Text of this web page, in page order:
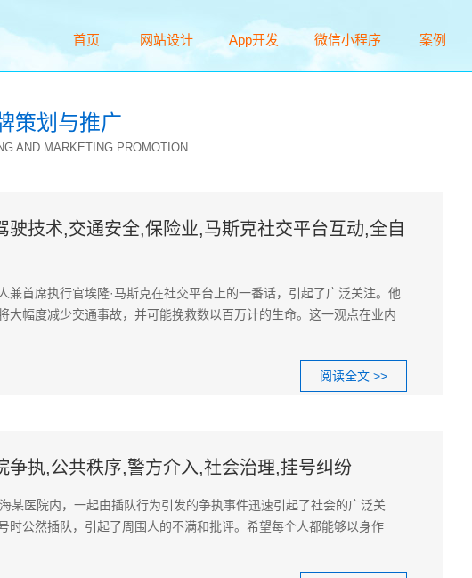
首页
网站设计
App开发
微信小程序
WeChat
案例
策划与推广
AND MARKETING PROMOTION
驶技术,交通安全,保险业,马斯克社交平台互动,全自
兼首席执行官埃隆·马斯克在社交平台上的一番话，引起了广泛关注。他
大幅度减少交通事故，并可能挽救数以百万计的生命。这一观点在业内
阅读全文 >>
争执,公共秩序,警方介入,社会治理,挂号纠纷
某医院内，一起由插队行为引发的争执事件迅速引起了社会的广泛关
时公然插队，引起了周围人的不满和批评。希望每个人都能够以身作